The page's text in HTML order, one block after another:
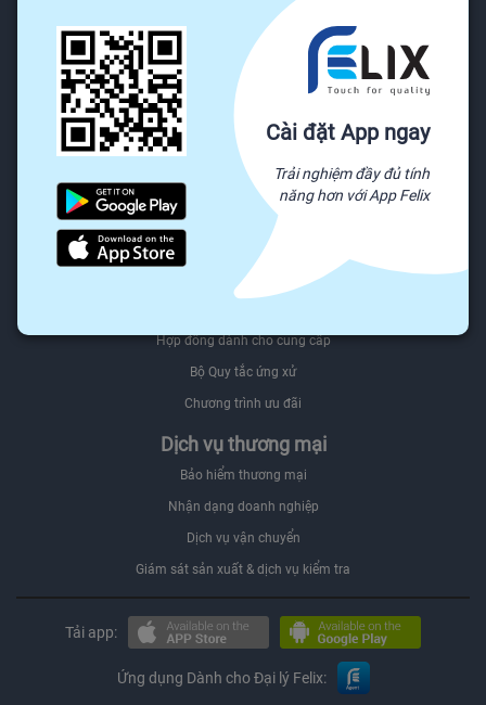
Sơ đồ website
Felix.store Blog
Tìm nguồn hàng trên Felix.store
Tất cả danh mục
Yêu cầu báo giá
Sẵn sàng vận chuyển
Người mua Đối tác
Felix.store Select
Hợp đồng dành cho cung cấp
Bộ Quy tắc ứng xử
Chương trình ưu đãi
Dịch vụ thương mại
Bảo hiểm thương mại
Nhận dạng doanh nghiệp
Dịch vụ vận chuyển
Giám sát sản xuất & dịch vụ kiểm tra
Tải app:
Ứng dụng Dành cho Đại lý Felix:
Cài đặt App ngay
Trải nghiệm đầy đủ tính
năng hơn với App Felix